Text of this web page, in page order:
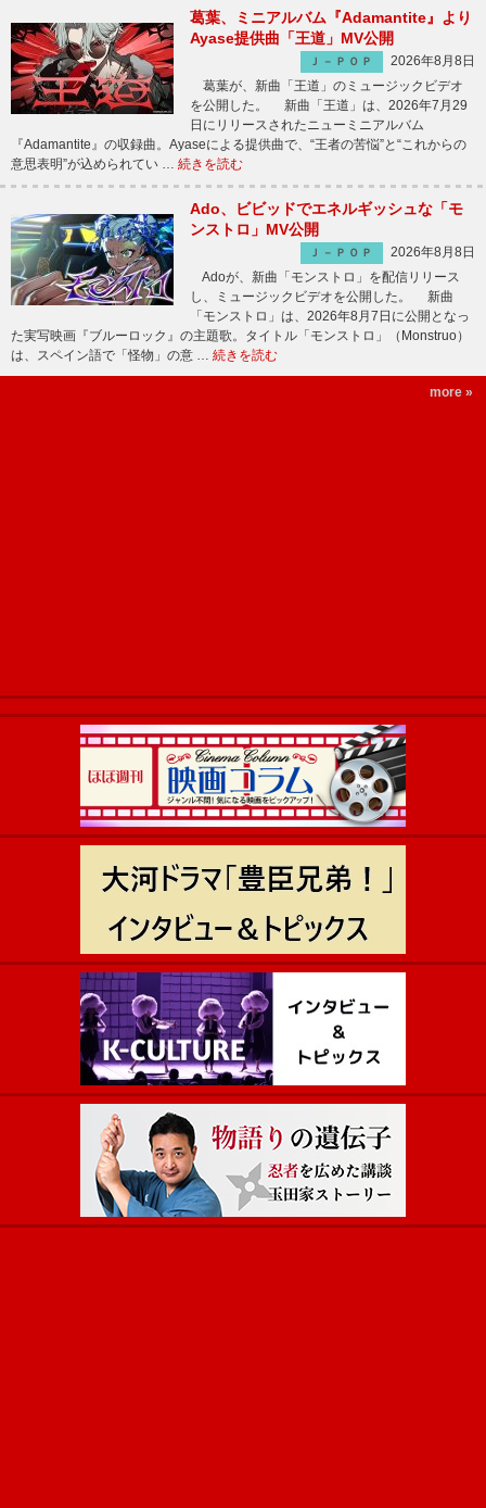
葛葉、ミニアルバム『Adamantite』より
Ayase提供曲「王道」MV公開
Ｊ－ＰＯＰ
2026年8月8日
葛葉が、新曲「王道」のミュージックビデオ
を公開した。 新曲「王道」は、2026年7月29
日にリリースされたニューミニアルバム
『Adamantite』の収録曲。Ayaseによる提供曲で、“王者の苦悩”と“これからの
意思表明”が込められてい … 続きを読む
Ado、ビビッドでエネルギッシュな「モ
ンストロ」MV公開
Ｊ－ＰＯＰ
2026年8月8日
Adoが、新曲「モンストロ」を配信リリース
し、ミュージックビデオを公開した。 新曲
「モンストロ」は、2026年8月7日に公開となっ
た実写映画『ブルーロック』の主題歌。タイトル「モンストロ」（Monstruo）
は、スペイン語で「怪物」の意 … 続きを読む
more »